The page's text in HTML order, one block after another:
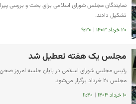
نمایندگان مجلس شورای اسلامی برای بحث و بررسی
تشکیل دادند.
۲۰ خرداد ۱۴۰۳ | ۹:۳۰
مجلس یک هفته تعطیل شد
رئیس مجلس شورای اسلامی در پایان جلسه امروز
مجلس ۲۰ خرداد برگزار می‌شود.
۱۰ خرداد ۱۴۰۳ | ۱۱:۴۰